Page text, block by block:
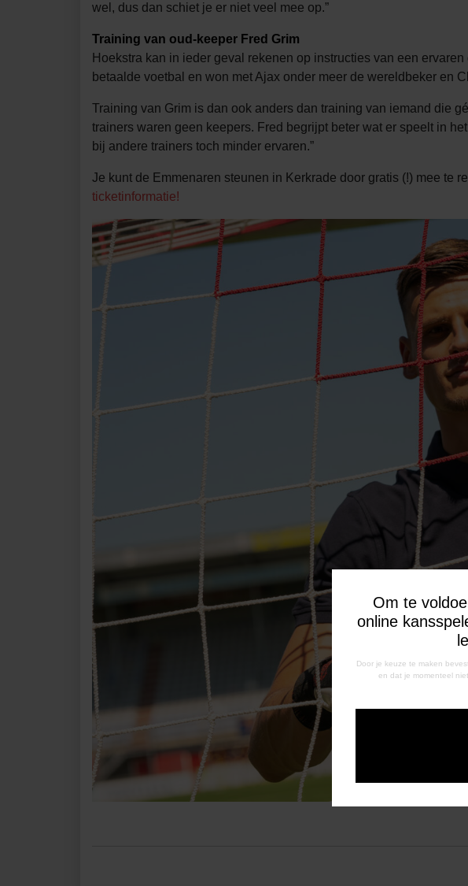
Om te
online
Door je keuze te maken
en dat je momenteel
wel, dus dan schiet je er niet veel mee op.”
Training van oud-keeper Fred Grim
Hoekstra kan in ieder geval rekenen op instructies van een
betaalde voetbal en won met Ajax onder meer de wereldbeker en
Training van Grim is dan ook anders dan training van iemand die
trainers waren geen keepers. Fred begrijpt beter wat er speelt in
bij andere trainers toch minder ervaren.”
Je kunt de Emmenaren steunen in Kerkrade door gratis (!) mee te
ticketinformatie!